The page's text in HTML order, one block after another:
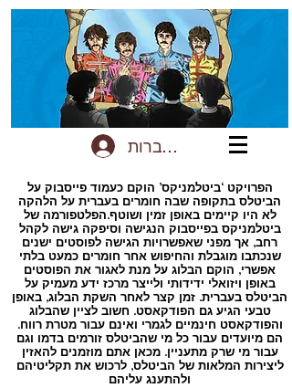
להתחברות
הפרויקט ‘ביטלמניקס’ הוקם כעמוד פייסבוק על
הביטלס בתקופה שבה חומרים בעברית על הלהקה
לא היו קיימים באופן זמין ושוטף.הפלטפורמה של
ביטלמניקס בפייסבוק הנגישה וסיפקה גישה לקהל
רחב, אך מפני שאפשרויות הגישה לפוסטים ישנים
שנכתבו מוגבלת והחיפוש אחר חומרים כמעט בלתי
אפשרי, הוקם הבלוג על מנת לאגור את הפוסטים
באופן ויזואלי ידידותי ולייצר מרכז ידע מעמיק על
הביטלס בעברית. זמן קצר לאחר השקת הבלוג, באופן
טבעי הגיע גם הפודקאסט. חשוב לציין שהבלוג
והפודקאסט חינמיים לגמרי ואינם עבור מטרת רווח.
הם מיועדים עבור כל מי שהביטלס זורמים בדמו וגם
עבור מי שרק מתעניין. מכאן אתם מוזמנים להאזין
ליצירות המלאות של הביטלס, לרכוש את תקליטיהם
ולהתענג עליהם